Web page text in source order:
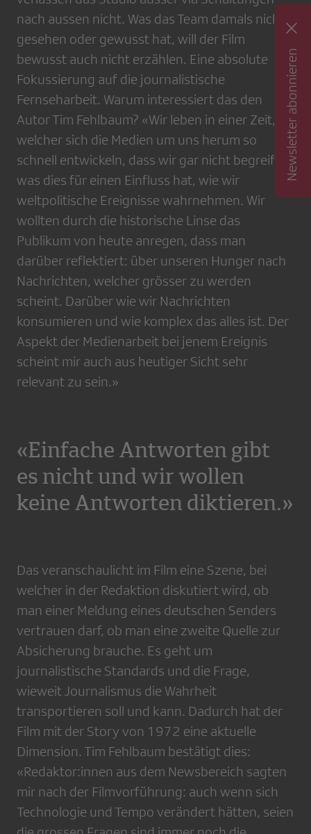
nach aussen nicht. Was das Team damals nicht
gesehen oder gewusst hat, will der Film
bewusst auch nicht erzählen. Eine absolute
Fokussierung auf die journalistische
Fernseharbeit. Warum interessiert das den
Autor Tim Fehlbaum? «Wir leben in einer Zeit, in
welcher sich die Medien um uns herum so
schnell entwickeln, dass wir gar nicht begreifen,
was dies für einen Einfluss hat, wie wir
weltpolitische Ereignisse wahrnehmen. Wir
wollten durch die historische Linse das
Publikum von heute anregen, dass man
darüber reflektiert: über unseren Hunger nach
Nachrichten, welcher grösser zu werden
scheint. Darüber wie wir Nachrichten
konsumieren und wie komplex das alles ist. Der
Aspekt der Medienarbeit bei jenem Ereignis
scheint mir auch aus heutiger Sicht sehr
relevant zu sein.»
«Einfache Antworten gibt
es nicht und wir wollen
keine Antworten diktieren.»
Das veranschaulicht im Film eine Szene, bei
welcher in der Redaktion diskutiert wird, ob
man einer Meldung eines deutschen Senders
vertrauen darf, ob man eine zweite Quelle zur
Absicherung brauche. Es geht um
journalistische Standards und die Frage,
wieweit Journalismus die Wahrheit
transportieren soll und kann. Dadurch hat der
Film mit der Story von 1972 eine aktuelle
Dimension. Tim Fehlbaum bestätigt dies:
«Redaktor:innen aus dem Newsbereich sagten
mir nach der Filmvorführung: auch wenn sich
Technologie und Tempo verändert hätten, seien
Newsletter abonnieren